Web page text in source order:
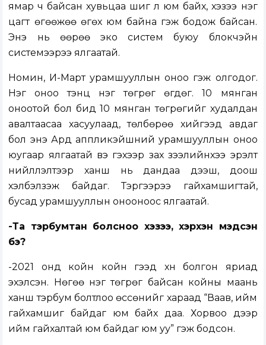
ямар ч байсан хувьцаа шиг л юм байх, хэзээ нэг
цагт өгөөжөө өгөх юм байна гэж бодож байсан.
Энэ нь өөрөө эко систем буюу блокчэйн
системээрээ ялгаатай.
Номин, И-Март урамшууллын оноо гэж олгодог.
Нэг оноо тэнцүү нэг төгрөг өгдөг. 10 мянган
оноотой бол бид 10 мянган төгрөгийг худалдан
авалтаасаа хасуулаад, төлбөрөө хийгээд авдаг
бол энэ Ард аппликэйшний урамшууллын оноо
юугаар ялгаатай вэ гэхээр зах зээлийнхээ эрэлт
нийлүүлэлтээр ханш нь дандаа дээш, доош
хэлбэлзэж байдаг. Тэрүүгээрээ гайхамшигтай,
бусад урамшууллын онооноос ялгаатай.
-Та тэрбумтан болсноо хэзээ, хэрхэн мэдсэн
бэ?
-2021 онд койн койн гээд хүн болгон яриад
эхэлсэн. Нөгөө нэг төгрөг байсан койны маань
ханш тэрбум болтлоо өссөнийг хараад “Ваав, ийм
гайхамшиг байдаг юм байх даа. Хорвоо дээр
ийм гайхалтай юм байдаг юм уу” гэж бодсон.